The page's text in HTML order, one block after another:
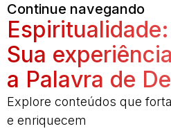
Continue navegando
Espiritualidade:
Sua
a Palavra de
Explore conteúdos que
e enriquecem